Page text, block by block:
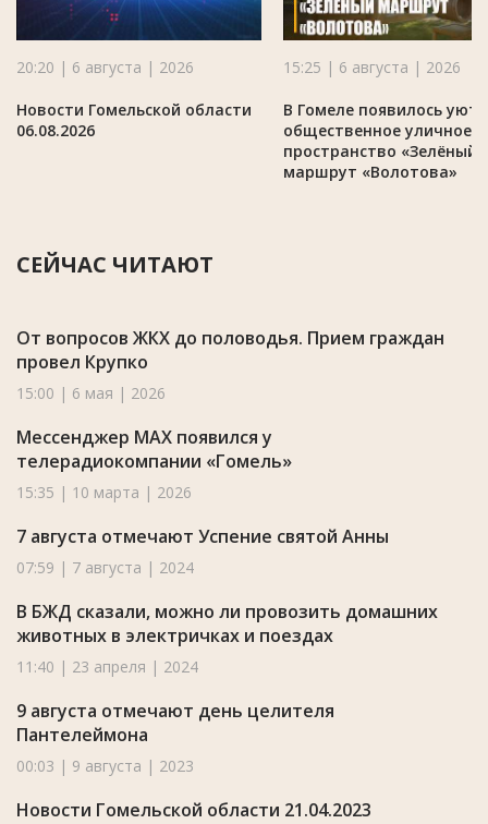
20:20 | 6 августа | 2026
Новости Гомельской области
06.08.2026
15:25 | 6 августа | 2026
В Гомеле появилось
общественное уличное
пространство «Зелёный
маршрут «Волотова»
СЕЙЧАС ЧИТАЮТ
От вопросов ЖКХ до половодья. Прием граждан
провел Крупко
15:00 | 6 мая | 2026
Мессенджер MAX появился у
телерадиокомпании «Гомель»
15:35 | 10 марта | 2026
7 августа отмечают Успение святой Анны
07:59 | 7 августа | 2024
В БЖД сказали, можно ли провозить домашних
животных в электричках и поездах
11:40 | 23 апреля | 2024
9 августа отмечают день целителя
Пантелеймона
00:03 | 9 августа | 2023
Новости Гомельской области 21.04.2023